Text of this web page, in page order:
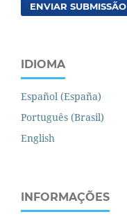
ENVIAR SUBMISSÃO
IDIOMA
Español (España)
Português (Brasil)
English
INFORMAÇÕES